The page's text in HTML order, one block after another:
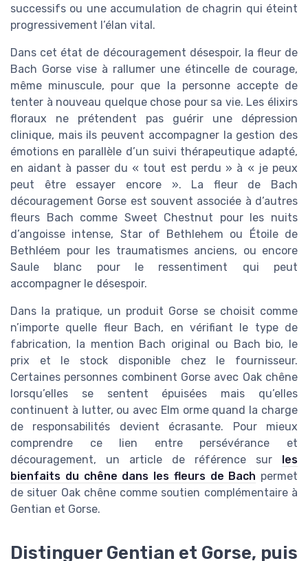
successifs ou une accumulation de chagrin qui éteint
progressivement l’élan vital.
Dans cet état de découragement désespoir, la fleur de
Bach Gorse vise à rallumer une étincelle de courage,
même minuscule, pour que la personne accepte de
tenter à nouveau quelque chose pour sa vie. Les élixirs
floraux ne prétendent pas guérir une dépression
clinique, mais ils peuvent accompagner la gestion des
émotions en parallèle d’un suivi thérapeutique adapté,
en aidant à passer du « tout est perdu » à « je peux
peut être essayer encore ». La fleur de Bach
découragement Gorse est souvent associée à d’autres
fleurs Bach comme Sweet Chestnut pour les nuits
d’angoisse intense, Star of Bethlehem ou Étoile de
Bethléem pour les traumatismes anciens, ou encore
Saule blanc pour le ressentiment qui peut
accompagner le désespoir.
Dans la pratique, un produit Gorse se choisit comme
n’importe quelle fleur Bach, en vérifiant le type de
fabrication, la mention Bach original ou Bach bio, le
prix et le stock disponible chez le fournisseur.
Certaines personnes combinent Gorse avec Oak chêne
lorsqu’elles se sentent épuisées mais qu’elles
continuent à lutter, ou avec Elm orme quand la charge
de responsabilités devient écrasante. Pour mieux
comprendre ce lien entre persévérance et
découragement, un article de référence sur
les
bienfaits du chêne dans les fleurs de Bach permet
de situer Oak chêne comme soutien complémentaire à
Gentian et Gorse.
Distinguer Gentian et Gorse, puis